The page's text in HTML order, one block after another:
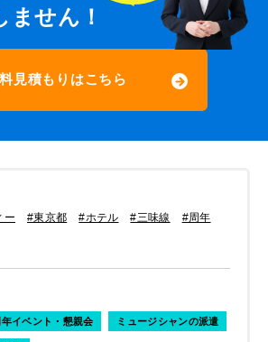
ません！
見積もりはこちら
ー #東京都 #ホテル #三味線
#周年
イベント・懇親会 ミュージシャンの派遣